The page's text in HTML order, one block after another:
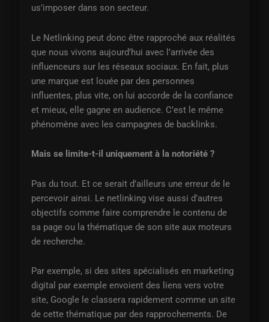
us’imposer dans son secteur.
Le Netlinking peut donc être rapproché aux réalités
que nous vivons aujourd’hui avec l’arrivée des
influenceurs sur les réseaux sociaux. En fait, plus
une marque est louée par des personnes
influentes, plus vite, on lui accorde de la confiance
et mieux, elle gagne en audience. C’est le même
phénomène avec les campagnes de backlinks.
Mais se limite-t-il uniquement à la notoriété ?
Pas du tout. Et ce serait d’ailleurs une erreur de le
percevoir ainsi. Le netlinking vise aussi d’autres
objectifs comme faire comprendre le contenu de
sa page ou la thématique de son site aux moteurs
de recherche.
Par exemple, si des sites spécialisés en marketing
digital par exemple envoient des liens vers votre
site, Google le classera rapidement comme un site
de cette thématique par des rapprochements. De